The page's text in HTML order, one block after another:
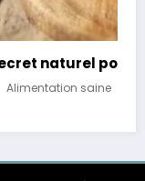
mieux dormir